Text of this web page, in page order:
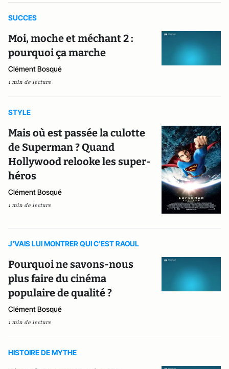
SUCCES
Moi, moche et méchant 2 :
pourquoi ça marche
Clément Bosqué
1 min de lecture
STYLE
Mais où est passée la culotte
de Superman ? Quand
Hollywood relooke les super-
héros
Clément Bosqué
1 min de lecture
J'VAIS LUI MONTRER QUI C'EST RAOUL
Pourquoi ne savons-nous
plus faire du cinéma
populaire de qualité ?
Clément Bosqué
1 min de lecture
HISTOIRE DE MYTHE